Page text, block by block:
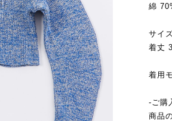
綿
サイ
着丈
着用
-ご購
商品